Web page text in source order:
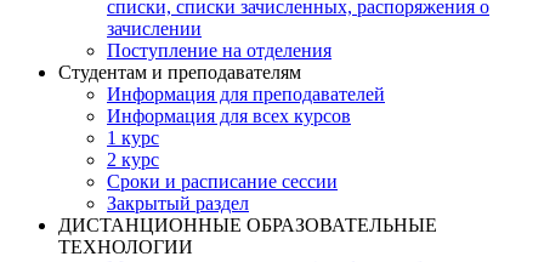
списки, списки зачисленных, распоряжения о
зачислении
Поступление на отделения
Студентам и преподавателям
Информация для преподавателей
Информация для всех курсов
1 курс
2 курс
Сроки и расписание сессии
Закрытый раздел
ДИСТАНЦИОННЫЕ ОБРАЗОВАТЕЛЬНЫЕ
ТЕХНОЛОГИИ